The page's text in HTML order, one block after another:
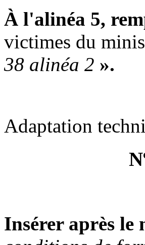
À l'alinéa 5,
victimes du
38 alinéa 2 ».
Adaptation
Insérer après le